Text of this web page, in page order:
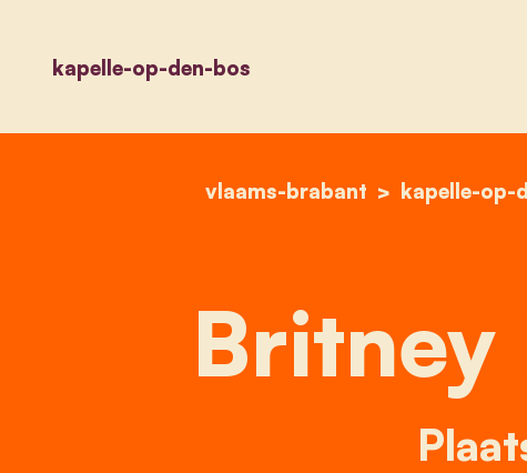
kapelle-op-den-bos
vlaams-brabant kapelle-op-
Britney